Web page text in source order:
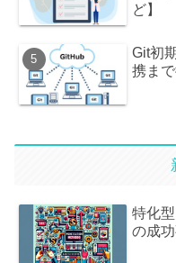
ど】
Git初
携ま
特化
の成